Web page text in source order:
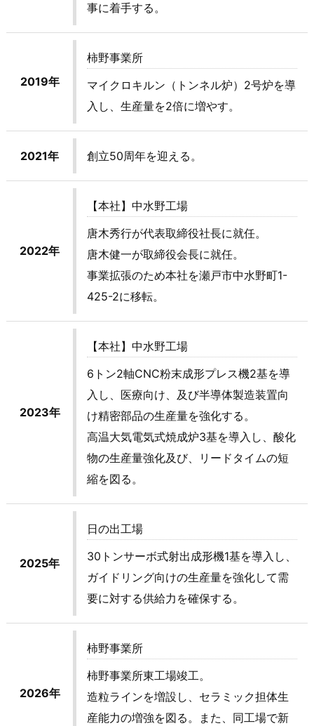
事に着手する。
2019年
柿野事業所
マイクロキルン（トンネル炉）2号炉を導
入し、生産量を2倍に増やす。
2021年 創立50周年を迎える。
2022年
【本社】中水野工場
唐木秀行が代表取締役社長に就任。
唐木健一が取締役会長に就任。
事業拡張のため本社を瀬戸市中水野町1-
425-2に移転。
2023年
【本社】中水野工場
6トン2軸CNC粉末成形プレス機2基を導
入し、医療向け、及び半導体製造装置向
け精密部品の生産量を強化する。
高温大気電気式焼成炉3基を導入し、酸化
物の生産量強化及び、リードタイムの短
縮を図る。
2025年
日の出工場
30トンサーボ式射出成形機1基を導入し、
ガイドリング向けの生産量を強化して需
要に対する供給力を確保する。
2026年
柿野事業所
柿野事業所東工場竣工。
造粒ラインを増設し、セラミック担体生
産能力の増強を図る。また、同工場で新